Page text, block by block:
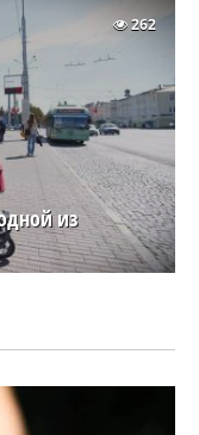
из
262